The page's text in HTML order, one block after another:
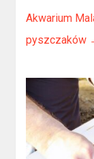
Akwarium
pyszczaków